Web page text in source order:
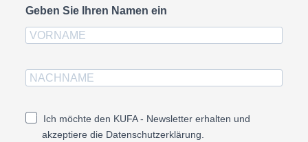
Geben Sie Ihren Namen ein
Ich möchte den KUFA - Newsletter erhalten und
akzeptiere die Datenschutzerklärung.